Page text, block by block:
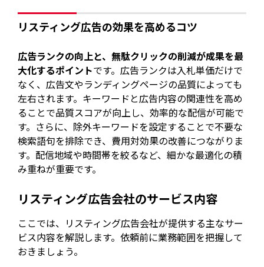
リスティング広告の効果を高めるコツ
広告ランクの向上と、無駄クリックの削減が成果を最
大化するポイントです。広告ランクは入札単価だけで
なく、広告文やランディングページの品質によっても
左右されます。キーワードと広告内容の関連性を高め
ることで品質スコアが向上し、効率的な配信が可能で
す。さらに、除外キーワードを設定することで不要な
検索語句を排除でき、費用対効果の改善につながりま
す。配信地域や時間帯を絞るなど、細かな最適化の積
み重ねが重要です。
リスティング広告会社のサービス内容
ここでは、リスティング広告会社が提供する主なサー
ビス内容を解説します。依頼前に業務範囲を把握して
おきましょう。